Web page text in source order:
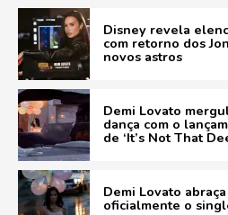
Disney revela
com retorno dos
novos astros
Demi Lovato
dança com o
de ‘It’s Not That
Demi Lovato
oficialmente o